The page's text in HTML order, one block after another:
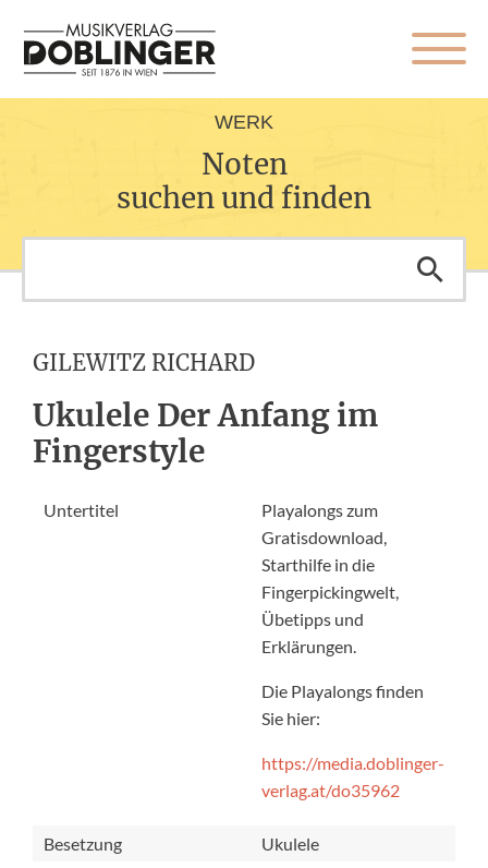
WERK
Noten
suchen und finden
GILEWITZ RICHARD
Ukulele Der Anfang im
Fingerstyle
Untertitel
Playalongs zum
Gratisdownload,
Starthilfe in die
Fingerpickingwelt,
Übetipps und
Erklärungen.
Die Playalongs finden
Sie hier:
https://media.doblinger-
verlag.at/do35962
Besetzung
Ukulele